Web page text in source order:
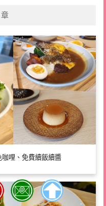
哩、免費續飯續醬